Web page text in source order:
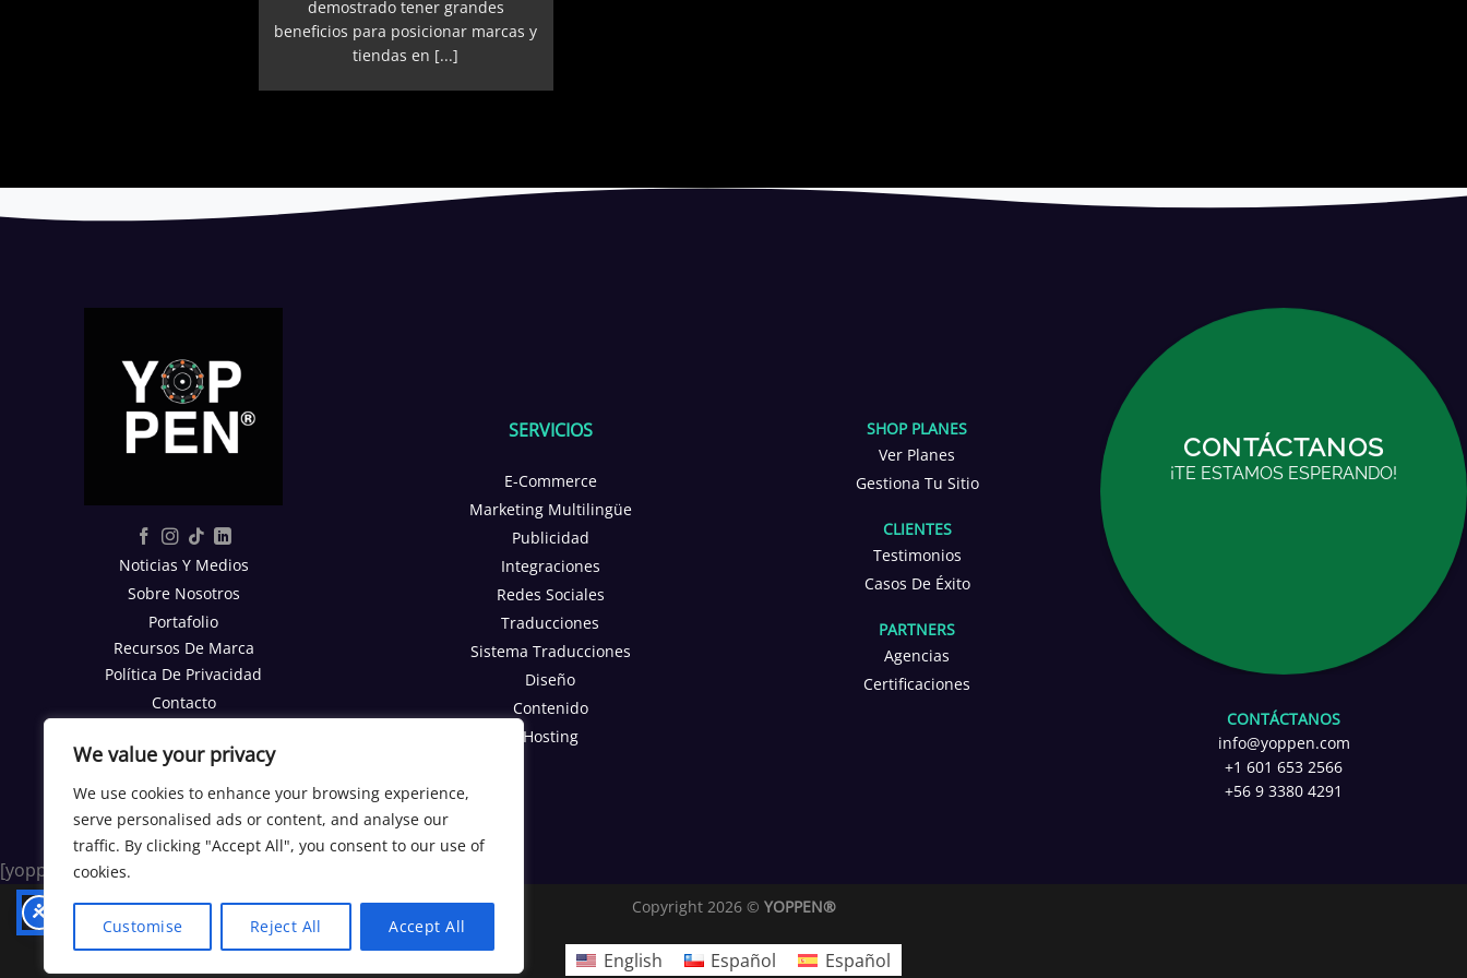
We value your privacy
We use cookies to enhance your browsing experience,
serve personalised ads or content, and analyse our
traffic. By clicking "Accept All", you consent to our use of
cookies.
Customise Reject All Accept All
demostrado tener grandes
beneficios para posicionar marcas y
tiendas en [...]
Noticias Y Medios
Sobre Nosotros
Portafolio
Recursos De Marca
Política De Privacidad
Contacto
Trabajos
Programa Afiliados
SERVICIOS
E-Commerce
Marketing Multilingüe
Publicidad
Integraciones
Redes Sociales
Traducciones
Sistema Traducciones
Diseño
Contenido
Hosting
SHOP PLANES
Ver Planes
Gestiona Tu Sitio
CLIENTES
Testimonios
Casos De Éxito
PARTNERS
Agencias
Certificaciones
CONTÁCTANOS
¡TE ESTAMOS ESPERANDO!
CONTÁCTANOS
¡TE ESTAMOS ESPERANDO!
CONTÁCTANOS
info@yoppen.com
+1 601 653 2566
+56 9 3380 4291
[yoppen_chatbot]
Copyright 2026 © YOPPEN®
English Español Español